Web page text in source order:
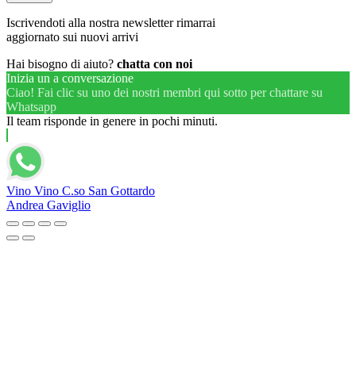
Iscrivendoti alla nostra newsletter rimarrai
aggiornato sui nuovi arrivi
Hai bisogno di aiuto? chatta con noi
Inizia un a conversazione
Ciao! Fai clic su uno dei nostri membri qui sotto per chattare su
Whatsapp
Il team risponde in genere in pochi minuti.
Vino Vino C.so San Gottardo
Andrea Gaviglio